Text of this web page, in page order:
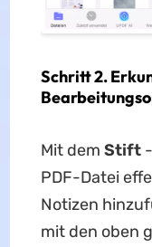
Schritt 2.
Mit dem Stift-
PDF-Datei
Notizen
mit den oben